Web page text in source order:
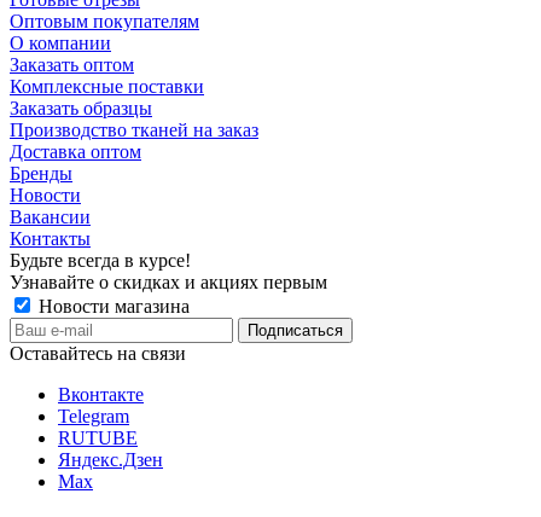
Оптовым покупателям
О компании
Заказать оптом
Комплексные поставки
Заказать образцы
Производство тканей на заказ
Доставка оптом
Бренды
Новости
Вакансии
Контакты
Будьте всегда в курсе!
Узнавайте о скидках и акциях первым
Новости магазина
Оставайтесь на связи
Вконтакте
Telegram
RUTUBE
Яндекс.Дзен
Max